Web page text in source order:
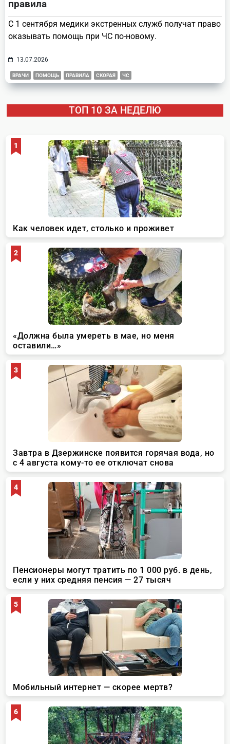
правила
С 1 сентября медики экстренных служб получат право
оказывать помощь при ЧС по-новому.
13.07.2026
ВРАЧИ ПОМОЩЬ ПРАВИЛА СКОРАЯ ЧС
ТОП 10 ЗА НЕДЕЛЮ